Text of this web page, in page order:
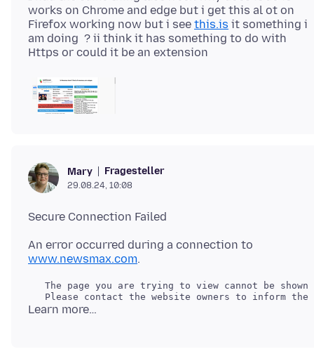
works on Chrome and edge but i get this al ot on
Firefox working now but i see this.is it something i
am doing ? ii think it has something to do with
Mary Fragesteller
29.08.24, 10:08
An error occurred during a connection to
www.newsmax.com
The page you are trying to view cannot be